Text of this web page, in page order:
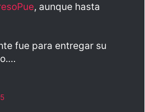
, aunque hasta
fue para entregar su